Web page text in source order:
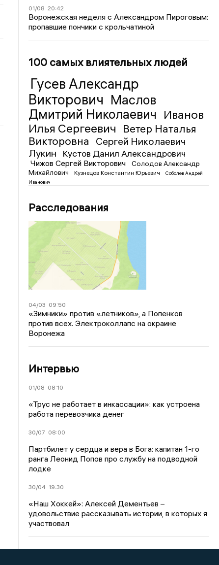
01/08 20:42
Воронежская неделя с Александром Пироговым:
пропавшие пончики с крольчатиной
100 самых влиятельных людей
Гусев Александр
Викторович Маслов
Дмитрий Николаевич Иванов
Илья Сергеевич
Ветер Наталья
Викторовна
Сергей Николаевич
Лукин
Кустов Данил Александрович
Чижов Сергей Викторович
Солодов Александр
Михайлович
Кузнецов Константин Юрьевич
Соболев Андрей
Иванович
Расследования
04/03 09:50
«Зимники» против «летников», а Попенков
против всех. Электроколлапс на окраине
Воронежа
Интервью
01/08 08:10
«Трус не работает в инкассации»: как устроена
работа перевозчика денег
30/07 08:00
Партбилет у сердца и вера в Бога: капитан 1-го
ранга Леонид Попов про службу на подводной
лодке
30/04 19:30
«Наш Хоккей»: Алексей Дементьев –
удовольствие рассказывать истории, в которых я
участвовал